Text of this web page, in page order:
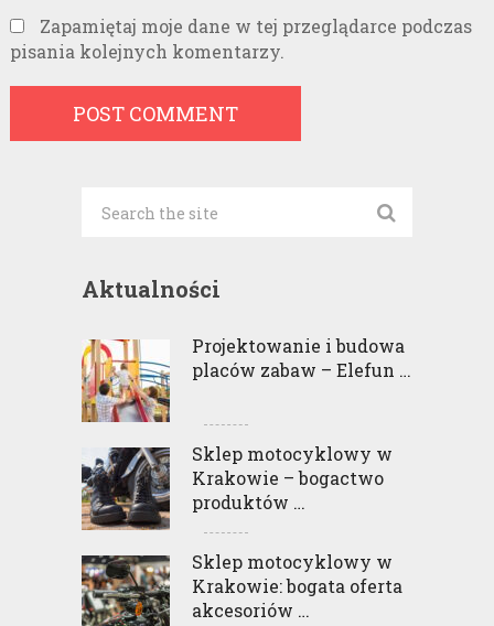
Zapamiętaj moje dane w tej przeglądarce podczas
pisania kolejnych komentarzy.
Aktualności
Projektowanie i budowa
placów zabaw – Elefun …
Sklep motocyklowy w
Krakowie – bogactwo
produktów …
Sklep motocyklowy w
Krakowie: bogata oferta
akcesoriów …